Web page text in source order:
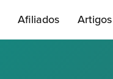
Afiliados Artigos